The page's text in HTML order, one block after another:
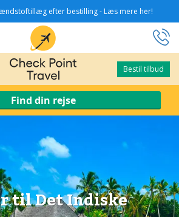
efter bestilling - Læs mere her!
Bestil tilbud
Bestil tilbud
Find din rejse
til Det Indiske